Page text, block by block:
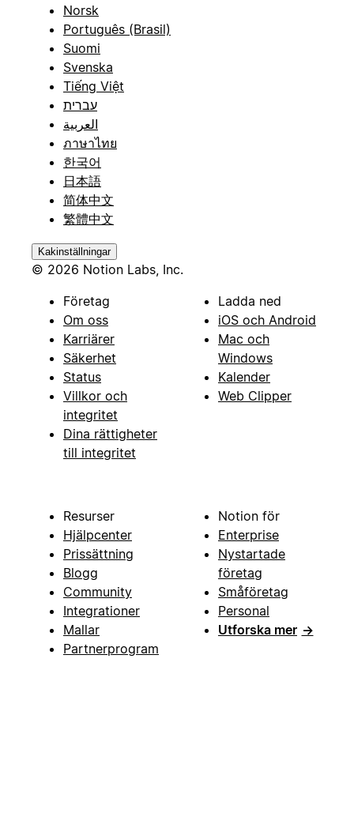
Norsk
Português (Brasil)
Suomi
Svenska
Tiếng Việt
עברית
العربية
ภาษาไทย
한국어
日本語
简体中文
繁體中文
Kakinställningar
© 2026 Notion Labs, Inc.
Företag
Om oss
Karriärer
Säkerhet
Status
Villkor och
integritet
Dina rättigheter
till integritet
Ladda ned
iOS och Android
Mac och
Windows
Kalender
Web Clipper
Resurser
Hjälpcenter
Prissättning
Blogg
Community
Integrationer
Mallar
Partnerprogram
Notion för
Enterprise
Nystartade
företag
Småföretag
Personal
Utforska mer →